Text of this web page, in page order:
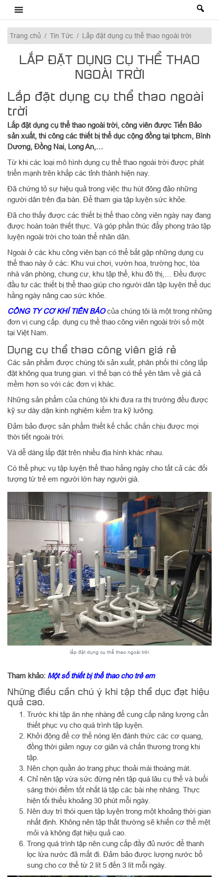
content
Trang chủ / Tin Tức / Lắp đặt dụng cụ thể thao ngoài trời
LẮP ĐẶT DỤNG CỤ THỂ THAO
NGOÀI TRỜI
Lắp đặt dụng cụ thể thao ngoài
trời
Lắp đặt dụng cụ thể thao ngoài trời, công viên được Tiến Bảo
sản xuất, thi công các thiết bị thể dục cộng đồng tại tphcm, Bình
Dương, Đồng Nai, Long An,…
Từ khi các loại mô hình dụng cụ thể thao ngoài trời được phát
triển mạnh trên khắp các tỉnh thành hiện nay.
Đã chứng tỏ sự hiệu quả trong việc thu hút đông đảo những
người dân trên địa bàn. Để tham gia tập luyện sức khỏe.
Đã cho thấy được các thiết bị thể thao công viên ngày nay đang
được hoàn toàn thiết thực. Và góp phần thúc đẩy phong trào tập
luyện ngoài trời cho toàn thể nhân dân.
Ngoài ở các khu công viên bạn có thể bắt gặp những dụng cụ
thể thao này ở các: Khu vui chơi, vườn hoa, trường học, tòa
nhà văn phòng, chung cư, khu tập thể, khu đô thị,… Đều được
đầu tư các thiết bị thể thao giúp cho người dân tập luyện thể dục
hằng ngày nâng cao sức khỏe.
CÔNG TY CƠ KHÍ TIẾN BẢOcủa chúng tôi là một trong những
đơn vị cung cấp. dụng cụ thể thao công viên ngoài trời số một
tại Việt Nam.
Dụng cụ thể thao công viên giá rẻ
Các sản phẩm được chúng tôi sản xuất, phân phối thì công lắp
đặt không qua trung gian. vì thế bạn có thể yên tâm về giá cả
mềm hơn so với các đơn vị khác.
Những sản phẩm của chúng tôi khi đưa ra thị trường đều được
kỹ sư dày dặn kinh nghiệm kiểm tra kỹ lưỡng.
Đảm bảo được sản phẩm thiết kế chắc chắn chịu được mọi
thời tiết ngoài trời.
Và dễ dàng lắp đặt trên nhiều địa hình khác nhau.
Có thể phục vụ tập luyện thể thao hằng ngày cho tất cả các đối
tượng từ trẻ em người lớn hay người già.
lắp đặt dụng cụ thể thao ngoài trời
Tham khảo: Một số thiết bị thể thao cho trẻ em
Những điều cần chú ý khi tập thể dục đạt hiệu
quả cao.
Trước khi tập ăn nhẹ nhàng để cung cấp năng lượng cần
thiết phục vụ cho quá trình tập luyện.
Khởi động để cơ thể nóng lên đánh thức các cơ quang,
đồng thời giảm nguy cơ giãn và chấn thương trong khi
tập.
Nên chọn quần áo trang phục thoải mái thoáng mát.
Chỉ nên tập vừa sức đừng nên tập quá lâu cụ thể và buổi
sáng thời điểm tốt nhất là tập các bài nhẹ nhàng. Thực
hiện tối thiểu khoảng 30 phút mỗi ngày.
Nên duy trì thói quen tập luyện trong một khoảng thời gian
nhất định. Không nên tập thất thường sẽ khiến cơ thể mệt
mỏi và không đạt hiệu quả cao.
Trong quá trình tập nên cung cấp đầy đủ nước để thanh
lọc lừa nước đã mất đi. Đảm bảo được lượng nước bổ
sung cho cơ thể từ 2 lít 5 đến 3 lít mỗi ngày.